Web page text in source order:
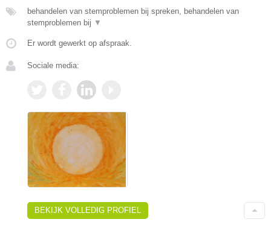
behandelen van stemproblemen bij spreken, behandelen van
stemproblemen bij ▼
Er wordt gewerkt op afspraak.
Sociale media:
BEKIJK VOLLEDIG PROFIEL